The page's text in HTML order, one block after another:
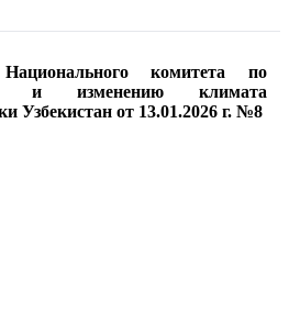
комитета по
и изменению климата
Узбекистан от 13.01.2026 г. №8